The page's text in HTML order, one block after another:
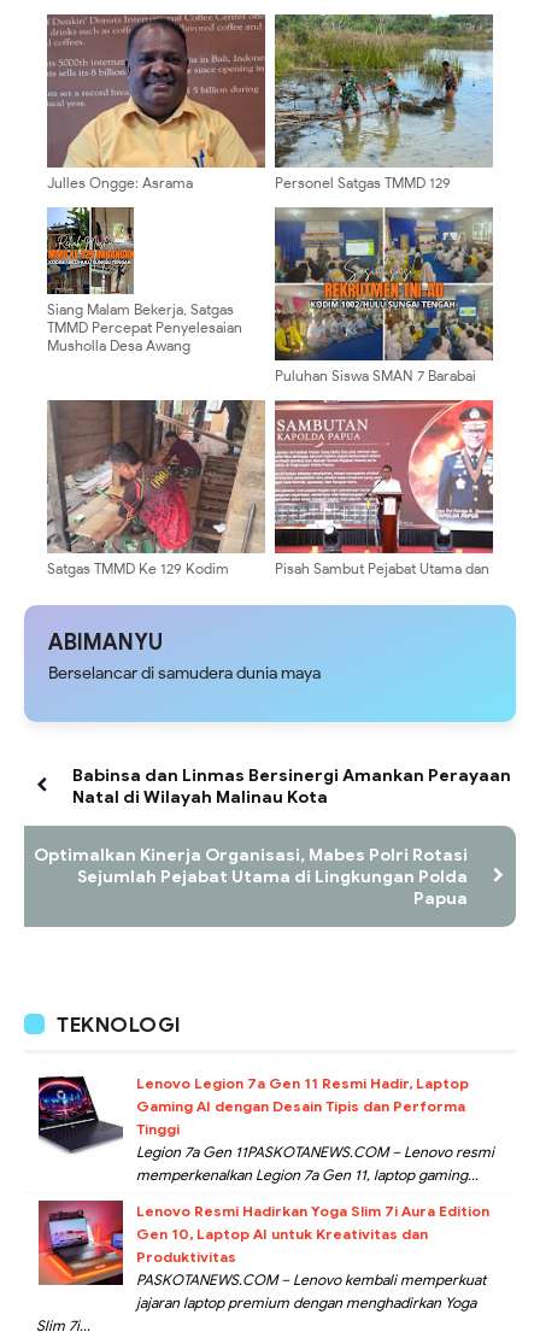
Julles Ongge: Asrama
Pembinaan, Bukan Ruang
Provokasi
Personel Satgas TMMD 129
Lingkungan Bersih
Siang Malam Bekerja, Satgas
TMMD Percepat Penyelesaian
Musholla Desa Awang
Puluhan Siswa SMAN 7 Barabai
Rekrutmen TNI AD
Satgas TMMD Ke 129 Kodim
Pada Rumah Bapak Harim
Pisah Sambut Pejabat Utama dan
Penguatan Sinergi dan
ABIMANYU
Berselancar di samudera dunia maya
Babinsa dan Linmas Bersinergi Amankan Perayaan
Natal di Wilayah Malinau Kota
Optimalkan Kinerja Organisasi, Mabes Polri Rotasi
Sejumlah Pejabat Utama di Lingkungan Polda
Papua
TEKNOLOGI
Lenovo Legion 7a Gen 11 Resmi Hadir, Laptop
Gaming AI dengan Desain Tipis dan Performa
Tinggi
Legion 7a Gen 11PASKOTANEWS.COM – Lenovo resmi
memperkenalkan Legion 7a Gen 11, laptop gaming...
Lenovo Resmi Hadirkan Yoga Slim 7i Aura Edition
Gen 10, Laptop AI untuk Kreativitas dan
Produktivitas
PASKOTANEWS.COM – Lenovo kembali memperkuat
jajaran laptop premium dengan menghadirkan Yoga
Slim 7i...